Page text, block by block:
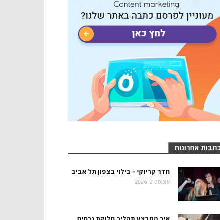
אחרונות
חדר קריוקי – בילוי בצפון תל אביב
אוגוסט 2, 2026